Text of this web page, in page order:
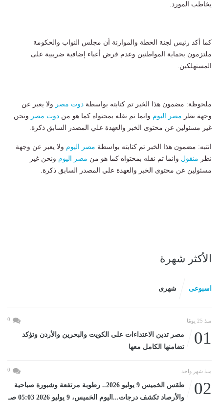
يخاطب المورد.
كما أكد رئيس لجنة الخطة والموازنة أن مجلس النواب والحكومة
ملتزمون بحماية المواطنين وعدم فرض أعباء إضافية ضريبية على
المستهلكين.
ملحوظة: مضمون هذا الخبر تم كتابته بواسطة دوت مصر ولا يعبر عن
وجهة نظر مصر اليوم وانما تم نقله بمحتواه كما هو من دوت مصر ونحن
غير مسئولين عن محتوى الخبر والعهدة علي المصدر السابق ذكرة.
انتبه: مضمون هذا الخبر تم كتابته بواسطة مصر اليوم ولا يعبر عن وجهة
نظر منقول وانما تم نقله بمحتواه كما هو من مصر اليوم ونحن غير
مسئولين عن محتوى الخبر والعهدة علي المصدر السابق ذكرة.
الأكثر شهرة
اسبوعى شهرى
منذ 25 يومًا 0
01
مصر تدين الاعتداءات على الكويت والبحرين والأردن وتؤكد
تضامنها الكامل معها
منذ شهر واحد 0
02
طقس الخميس 9 يوليو 2026.. رطوبة مرتفعة وشبورة صباحية
والأرصاد تكشف درجات...اليوم الخميس، 9 يوليو 2026 05:03 صـ